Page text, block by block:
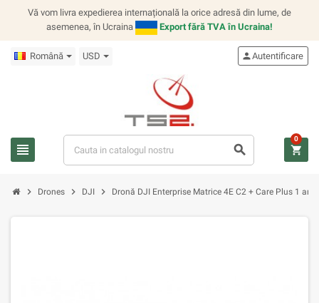
Vă vom livra expedierea internațională la orice adresă din lume, de
asemenea, în Ucraina
Export fără TVA în Ucraina!
Română USD
view_headline search
personAutentificare
shopping_cart
0
chevron_right Drones chevron_right DJI chevron_right Dronă DJI Enterprise Matrice 4E C2 + Care Plus 1 an